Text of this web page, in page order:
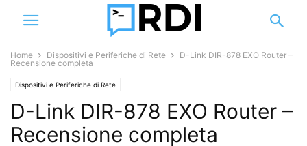
Home Dispositivi e Periferiche di Rete
D-Link DIR-878 EXO Router –
Recensione completa
Dispositivi e Periferiche di Rete
D-Link DIR-878 EXO Router –
Recensione completa